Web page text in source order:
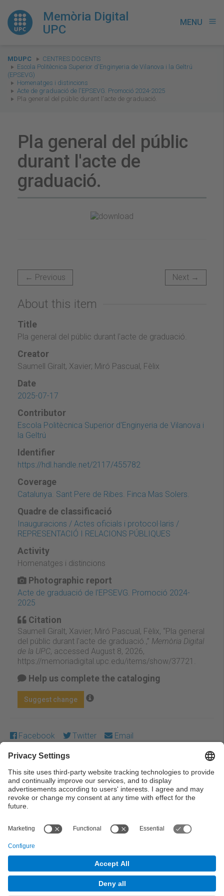
Memòria Digital
UPC
MENU menu
You
are
here:
MDUPC
CENTRES DOCENTS
Escola Politècnica Superior d'Enginyeria de Vilanova i la Geltrú
(EPSEVG)
Homenatges i distincions
Acte de graduació de l'EPSEVG. Promoció 2024-2025
Pla general del públic durant l'acte de graduació.
Pla general del públic
durant l'acte de
graduació.
← Previous Next →
About this item
Title
Pla general del públic durant l'acte de graduació.
Creator
Saumell Giralt, Xavier; Miró Pascual, Fèlix
Date
2025-07-17
Contributor
Escola Politècnica Superior d'Enginyeria de Vilanova i
la Geltrú
Identifier
https://hdl.handle.net/2117/455782
Coverage
Catalunya. Sant Pere de Ribes. Finca Mas Solers.
Quadre de classificació
Inauguracions / Actes oficials i protocol·laris /
REPRESENTACIÓ I RELACIONS PÚBLIQUES
Activity
Homenatges i distincions
Photographic report
Acte de graduació de l'EPSEVG. Promoció 2024-
2025
Citation
Saumell Giralt, Xavier; Miró Pascual, Fèlix, “Pla general
del públic durant l'acte de graduació.,” Memòria Digital
de la UPC, accessed August 8, 2026,
https://memoriadigital.upc.edu/items/show/37721
Help us complete the cataloging
Suggest change
Facebook Twitter Email
Except where otherwise noted, content on this work is
licensed under a Creative Commons license:Attribution-
NonCommercial-NoDerivs 4.0 Generic
© UPC Universitat Politècnica de Catalunya ·